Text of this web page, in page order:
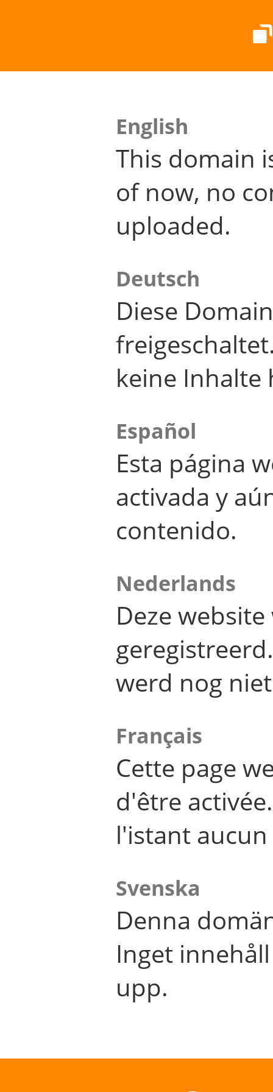
English
This domain
of now, no
uploaded.
Deutsch
Diese
keine Inhalte
Español
Esta página
activada y
contenido.
Nederlands
Deze
werd nog
Français
Cette page
d'être
l'istant
Svenska
Denna
Inget
upp.